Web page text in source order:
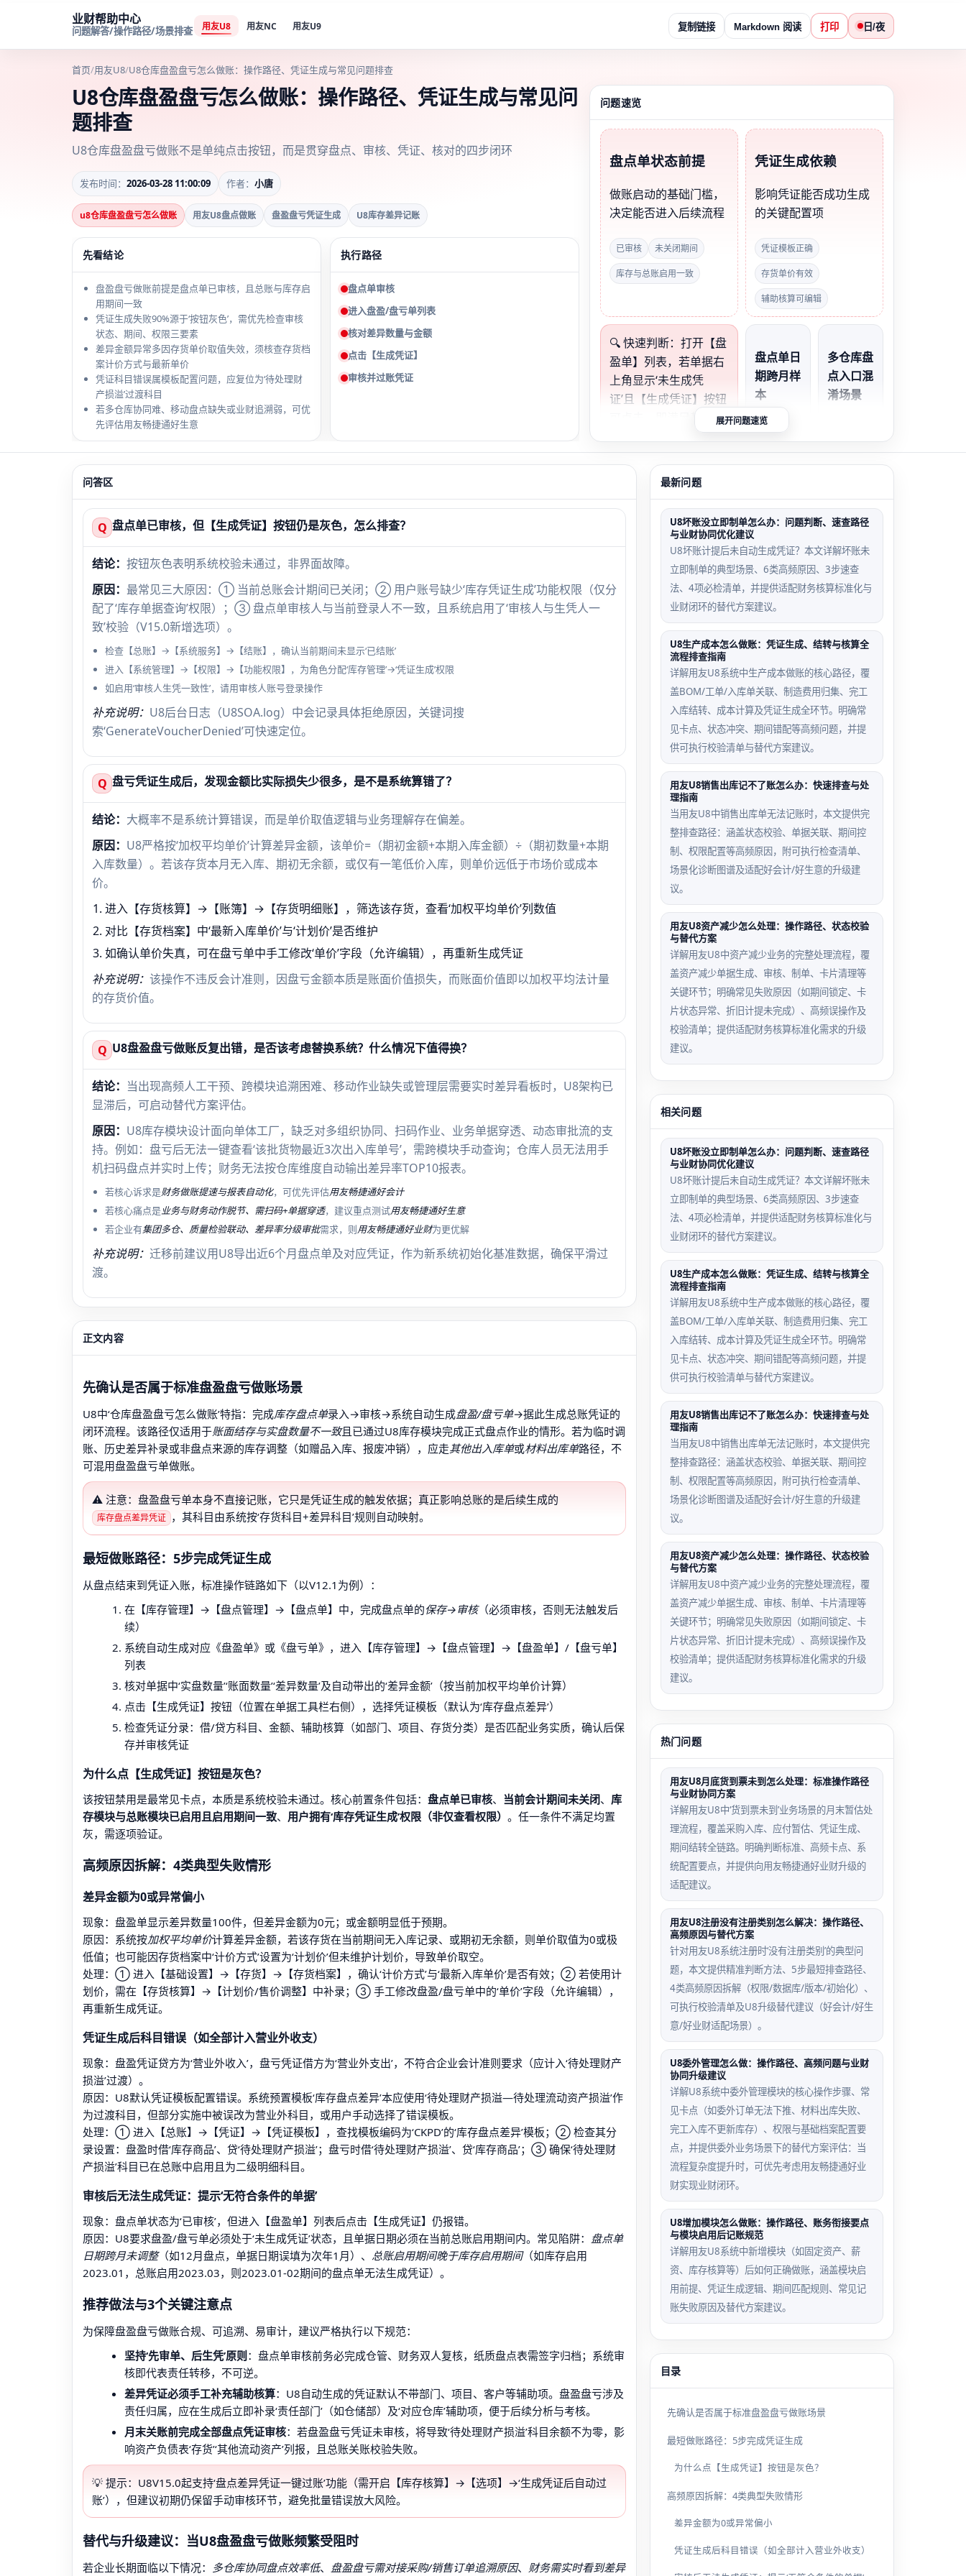
业财帮助中心
问题解答/操作路径/场景排查 用友U8 用友NC 用友U9 复制链接 Markdown 阅读 打印 日/夜
首页/用友U8/U8仓库盘盈盘亏怎么做账：操作路径、凭证生成与常见问题排查
U8仓库盘盈盘亏怎么做账：操作路径、凭证生成与常见问
题排查
U8仓库盘盈盘亏做账不是单纯点击按钮，而是贯穿盘点、审核、凭证、核对的四步闭环
发布时间： 2026-03-28 11:00:09 作者： 小唐
u8仓库盘盈盘亏怎么做账 用友U8盘点做账 盘盈盘亏凭证生成 U8库存差异记账
先看结论
盘盈盘亏做账前提是盘点单已审核，且总账与库存启
用期间一致
凭证生成失败90%源于‘按钮灰色’，需优先检查审核
状态、期间、权限三要素
差异金额异常多因存货单价取值失效，须核查存货档
案计价方式与最新单价
凭证科目错误属模板配置问题，应复位为‘待处理财
产损溢’过渡科目
若多仓库协同难、移动盘点缺失或业财追溯弱，可优
先评估用友畅捷通好生意
执行路径
盘点单审核
进入盘盈/盘亏单列表
核对差异数量与金额
点击【生成凭证】
审核并过账凭证
问题速览
盘点单状态前提
做账启动的基础门槛，
决定能否进入后续流程
已审核 未关闭期间
库存与总账启用一致
凭证生成依赖
影响凭证能否成功生成
的关键配置项
凭证模板正确
存货单价有效
辅助核算可编辑
🔍 快速判断：打开【盘
盈单】列表，若单据右
上角显示‘未生成凭
证’且【生成凭证】按钮
可点击，即满足基本条
件；若按钮灰色，请立
即检查盘点单审核状态
与当前会计期间。
盘点单日
期跨月样
本
12月盘
日期误填
2024.01.
05，导
成
2023.12
凭证
多仓库盘
点入口混
淆场景
→【盘点
作，未走
【库存管
→【盘点
管理】主
路径，单
盘盈盘亏
单生成
单价取空
异常样本
新存货首
次启用，
未做期初
入库，加
权平均单
价为0，
件差异金
额=0
凭证模板
误选‘营
业外收
支’模板
生成凭证
后，需删
重置模板
→重新生
直接修改
分录
展开问题速览
问答区
Q 盘点单已审核，但【生成凭证】按钮仍是灰色，怎么排查？
结论： 按钮灰色表明系统校验未通过，非界面故障。
原因： 最常见三大原因：① 当前总账会计期间已关闭；② 用户账号缺少‘库存凭证生成’功能权限（仅分
配了‘库存单据查询’权限）；③ 盘点单审核人与当前登录人不一致，且系统启用了‘审核人与生凭人一
致’校验（V15.0新增选项）。
检查【总账】→【系统服务】→【结账】，确认当前期间未显示‘已结账’
进入【系统管理】→【权限】→【功能权限】，为角色分配‘库存管理’→‘凭证生成’权限
如启用‘审核人生凭一致性’，请用审核人账号登录操作
补充说明： U8后台日志（U8SOA.log）中会记录具体拒绝原因，关键词搜
索‘GenerateVoucherDenied’可快速定位。
Q 盘亏凭证生成后，发现金额比实际损失少很多，是不是系统算错了？
结论： 大概率不是系统计算错误，而是单价取值逻辑与业务理解存在偏差。
原因： U8严格按‘加权平均单价’计算差异金额，该单价=（期初金额+本期入库金额）÷（期初数量+本期
入库数量）。若该存货本月无入库、期初无余额，或仅有一笔低价入库，则单价远低于市场价或成本
价。
进入【存货核算】→【账簿】→【存货明细账】，筛选该存货，查看‘加权平均单价’列数值
对比【存货档案】中‘最新入库单价’与‘计划价’是否维护
如确认单价失真，可在盘亏单中手工修改‘单价’字段（允许编辑），再重新生成凭证
补充说明： 该操作不违反会计准则，因盘亏金额本质是账面价值损失，而账面价值即以加权平均法计量
的存货价值。
Q U8盘盈盘亏做账反复出错，是否该考虑替换系统？什么情况下值得换？
结论： 当出现高频人工干预、跨模块追溯困难、移动作业缺失或管理层需要实时差异看板时，U8架构已
显滞后，可启动替代方案评估。
原因： U8库存模块设计面向单体工厂，缺乏对多组织协同、扫码作业、业务单据穿透、动态审批流的支
持。例如：盘亏后无法一键查看‘该批货物最近3次出入库单号’，需跨模块手动查询；仓库人员无法用手
机扫码盘点并实时上传；财务无法按仓库维度自动输出差异率TOP10报表。
若核心诉求是财务做账提速与报表自动化，可优先评估用友畅捷通好会计
若核心痛点是业务与财务动作脱节、需扫码+单据穿透，建议重点测试用友畅捷通好生意
若企业有集团多仓、质量检验联动、差异率分级审批需求，则用友畅捷通好业财为更优解
补充说明： 迁移前建议用U8导出近6个月盘点单及对应凭证，作为新系统初始化基准数据，确保平滑过
渡。
正文内容
先确认是否属于标准盘盈盘亏做账场景
U8中‘仓库盘盈盘亏怎么做账’特指：完成库存盘点单录入→审核→系统自动生成盘盈/盘亏单→据此生成总账凭证的
闭环流程。该路径仅适用于账面结存与实盘数量不一致且已通过U8库存模块完成正式盘点作业的情形。若为临时调
账、历史差异补录或非盘点来源的库存调整（如赠品入库、报废冲销），应走其他出入库单或材料出库单路径，不
可混用盘盈盘亏单做账。
⚠️ 注意：盘盈盘亏单本身不直接记账，它只是凭证生成的触发依据；真正影响总账的是后续生成的
库存盘点差异凭证 ，其科目由系统按‘存货科目+差异科目’规则自动映射。
最短做账路径：5步完成凭证生成
从盘点结束到凭证入账，标准操作链路如下（以V12.1为例）：
在【库存管理】→【盘点管理】→【盘点单】中，完成盘点单的保存→审核（必须审核，否则无法触发后
续）
系统自动生成对应《盘盈单》或《盘亏单》，进入【库存管理】→【盘点管理】→【盘盈单】/【盘亏单】
列表
核对单据中‘实盘数量’‘账面数量’‘差异数量’及自动带出的‘差异金额’（按当前加权平均单价计算）
点击【生成凭证】按钮（位置在单据工具栏右侧），选择凭证模板（默认为‘库存盘点差异’）
检查凭证分录：借/贷方科目、金额、辅助核算（如部门、项目、存货分类）是否匹配业务实质，确认后保
存并审核凭证
为什么点【生成凭证】按钮是灰色？
该按钮禁用是最常见卡点，本质是系统校验未通过。核心前置条件包括： 盘点单已审核、 当前会计期间未关闭、 库
存模块与总账模块已启用且启用期间一致、 用户拥有‘库存凭证生成’权限（非仅查看权限） 。任一条件不满足均置
灰，需逐项验证。
高频原因拆解：4类典型失败情形
差异金额为0或异常偏小
现象：盘盈单显示差异数量100件，但差异金额为0元；或金额明显低于预期。
原因：系统按加权平均单价计算差异金额，若该存货在当前期间无入库记录、或期初无余额，则单价取值为0或极
低值；也可能因存货档案中‘计价方式’设置为‘计划价’但未维护计划价，导致单价取空。
处理：① 进入【基础设置】→【存货】→【存货档案】，确认‘计价方式’与‘最新入库单价’是否有效；② 若使用计
划价，需在【存货核算】→【计划价/售价调整】中补录；③ 手工修改盘盈/盘亏单中的‘单价’字段（允许编辑），
再重新生成凭证。
凭证生成后科目错误（如全部计入营业外收支）
现象：盘盈凭证贷方为‘营业外收入’，盘亏凭证借方为‘营业外支出’，不符合企业会计准则要求（应计入‘待处理财产
损溢’过渡）。
原因：U8默认凭证模板配置错误。系统预置模板‘库存盘点差异’本应使用‘待处理财产损溢—待处理流动资产损溢’作
为过渡科目，但部分实施中被误改为营业外科目，或用户手动选择了错误模板。
处理：① 进入【总账】→【凭证】→【凭证模板】，查找模板编码为‘CKPD’的‘库存盘点差异’模板；② 检查其分
录设置：盘盈时借‘库存商品’、贷‘待处理财产损溢’；盘亏时借‘待处理财产损溢’、贷‘库存商品’；③ 确保‘待处理财
产损溢’科目已在总账中启用且为二级明细科目。
审核后无法生成凭证：提示‘无符合条件的单据’
现象：盘点单状态为‘已审核’，但进入【盘盈单】列表后点击【生成凭证】仍报错。
原因：U8要求盘盈/盘亏单必须处于‘未生成凭证’状态，且单据日期必须在当前总账启用期间内。常见陷阱： 盘点单
日期跨月未调整（如12月盘点，单据日期误填为次年1月）、 总账启用期间晚于库存启用期间（如库存启用
2023.01，总账启用2023.03，则2023.01-02期间的盘点单无法生成凭证）。
推荐做法与3个关键注意点
为保障盘盈盘亏做账合规、可追溯、易审计，建议严格执行以下规范：
坚持‘先审单、后生凭’原则 ：盘点单审核前务必完成仓管、财务双人复核，纸质盘点表需签字归档；系统审
核即代表责任转移，不可逆。
差异凭证必须手工补充辅助核算：U8自动生成的凭证默认不带部门、项目、客户等辅助项。盘盈盘亏涉及
责任归属，应在生成后立即补录‘责任部门’（如仓储部）及‘对应仓库’辅助项，便于后续分析与考核。
月末关账前完成全部盘点凭证审核：若盘盈盘亏凭证未审核，将导致‘待处理财产损溢’科目余额不为零，影
响资产负债表‘存货’‘其他流动资产’列报，且总账关账校验失败。
💡 提示：U8V15.0起支持‘盘点差异凭证一键过账’功能（需开启【库存核算】→【选项】→‘生成凭证后自动过
账’），但建议初期仍保留手动审核环节，避免批量错误放大风险。
替代与升级建议：当U8盘盈盘亏做账频繁受阻时
若企业长期面临以下情况： 多仓库协同盘点效率低、 盘盈盘亏需对接采购/销售订单追溯原因、 财务需实时看到差异
最新问题
U8坏账没立即制单怎么办：问题判断、速查路径
与业财协同优化建议
U8坏账计提后未自动生成凭证？本文详解坏账未
立即制单的典型场景、6类高频原因、3步速查
法、4项必检清单，并提供适配财务核算标准化与
业财闭环的替代方案建议。
U8生产成本怎么做账：凭证生成、结转与核算全
流程排查指南
详解用友U8系统中生产成本做账的核心路径，覆
盖BOM/工单/入库单关联、制造费用归集、完工
入库结转、成本计算及凭证生成全环节。明确常
见卡点、状态冲突、期间错配等高频问题，并提
供可执行校验清单与替代方案建议。
用友U8销售出库记不了账怎么办：快速排查与处
理指南
当用友U8中销售出库单无法记账时，本文提供完
整排查路径：涵盖状态校验、单据关联、期间控
制、权限配置等高频原因，附可执行检查清单、
场景化诊断图谱及适配好会计/好生意的升级建
议。
用友U8资产减少怎么处理：操作路径、状态校验
与替代方案
详解用友U8中资产减少业务的完整处理流程，覆
盖资产减少单据生成、审核、制单、卡片清理等
关键环节；明确常见失败原因（如期间锁定、卡
片状态异常、折旧计提未完成）、高频误操作及
校验清单；提供适配财务核算标准化需求的升级
建议。
相关问题
U8坏账没立即制单怎么办：问题判断、速查路径
与业财协同优化建议
U8坏账计提后未自动生成凭证？本文详解坏账未
立即制单的典型场景、6类高频原因、3步速查
法、4项必检清单，并提供适配财务核算标准化与
业财闭环的替代方案建议。
U8生产成本怎么做账：凭证生成、结转与核算全
流程排查指南
详解用友U8系统中生产成本做账的核心路径，覆
盖BOM/工单/入库单关联、制造费用归集、完工
入库结转、成本计算及凭证生成全环节。明确常
见卡点、状态冲突、期间错配等高频问题，并提
供可执行校验清单与替代方案建议。
用友U8销售出库记不了账怎么办：快速排查与处
理指南
当用友U8中销售出库单无法记账时，本文提供完
整排查路径：涵盖状态校验、单据关联、期间控
制、权限配置等高频原因，附可执行检查清单、
场景化诊断图谱及适配好会计/好生意的升级建
议。
用友U8资产减少怎么处理：操作路径、状态校验
与替代方案
详解用友U8中资产减少业务的完整处理流程，覆
盖资产减少单据生成、审核、制单、卡片清理等
关键环节；明确常见失败原因（如期间锁定、卡
片状态异常、折旧计提未完成）、高频误操作及
校验清单；提供适配财务核算标准化需求的升级
建议。
热门问题
用友U8月底货到票未到怎么处理：标准操作路径
与业财协同方案
详解用友U8中‘货到票未到’业务场景的月末暂估处
理流程，覆盖采购入库、应付暂估、凭证生成、
期间结转全链路。明确判断标准、高频卡点、系
统配置要点，并提供向用友畅捷通好业财升级的
适配建议。
用友U8注册没有注册类别怎么解决：操作路径、
高频原因与替代方案
针对用友U8系统注册时‘没有注册类别’的典型问
题，本文提供精准判断方法、5步最短排查路径、
4类高频原因拆解（权限/数据库/版本/初始化）、
可执行校验清单及U8升级替代建议（好会计/好生
意/好业财适配场景）。
U8委外管理怎么做：操作路径、高频问题与业财
协同升级建议
详解U8系统中委外管理模块的核心操作步骤、常
见卡点（如委外订单无法下推、材料出库失败、
完工入库不更新库存）、权限与基础档案配置要
点，并提供委外业务场景下的替代方案评估：当
流程复杂度提升时，可优先考虑用友畅捷通好业
财实现业财闭环。
U8增加模块怎么做账：操作路径、账务衔接要点
与模块启用后记账规范
详解用友U8系统中新增模块（如固定资产、薪
资、库存核算等）后如何正确做账，涵盖模块启
用前提、凭证生成逻辑、期间匹配规则、常见记
账失败原因及替代方案建议。
目录
先确认是否属于标准盘盈盘亏做账场景
最短做账路径：5步完成凭证生成
为什么点【生成凭证】按钮是灰色？
高频原因拆解：4类典型失败情形
差异金额为0或异常偏小
凭证生成后科目错误（如全部计入营业外收支）